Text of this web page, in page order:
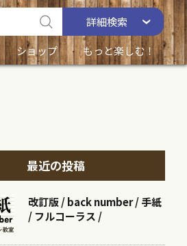
詳細検索
ショップ もっと楽しむ！
最近の投稿
改訂版 / back number / 手紙
/ フルコーラス /